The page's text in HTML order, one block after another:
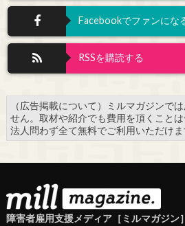
Facebookでファンにな
RSSを購読する
（広告掲載について）ミルマガジンで
せん。取材や紹介でも費用を頂くこと
法人問わず全て無料でご利用いただけま
障害者雇用支援メディア［ミルマガジン］